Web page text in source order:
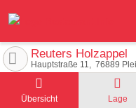
Reuters Holzappel
Hauptstraße 11 76889
Übersicht Lage